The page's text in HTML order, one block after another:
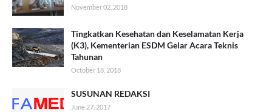
November 02, 2018
Tingkatkan Kesehatan dan Keselamatan Kerja
(K3), Kementerian ESDM Gelar Acara Teknis
Tahunan
October 18, 2018
SUSUNAN REDAKSI
June 27, 2017